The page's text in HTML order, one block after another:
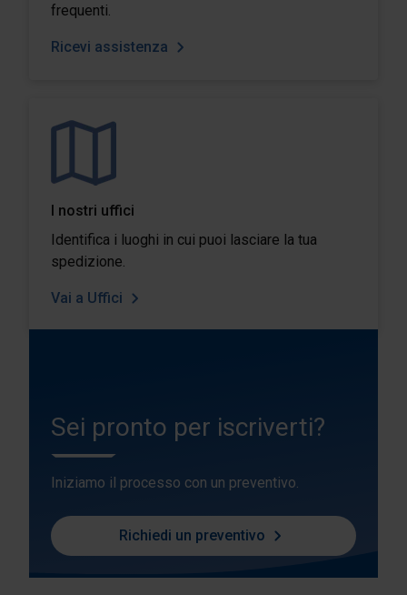
frequenti.
Ricevi assistenza
I nostri uffici
Identifica i luoghi in cui puoi lasciare la tua
spedizione.
Vai a Uffici
Sei pronto per iscriverti?
Iniziamo il processo con un preventivo.
Richiedi un preventivo